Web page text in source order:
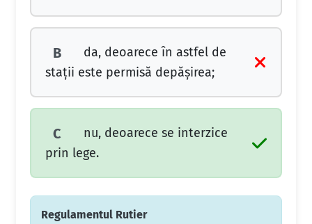
B
da, deoarece în astfel de
staţii este permisă depăşirea;
C
nu, deoarece se interzice
prin lege.
Regulamentul Rutier